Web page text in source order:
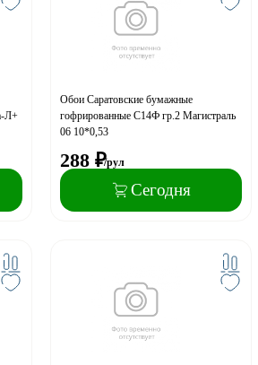
Л+
Обои Саратовские бумажные
гофрированные С14Ф гр.2 Магистраль
06 10*0,53
288 ₽/рул
Сегодня